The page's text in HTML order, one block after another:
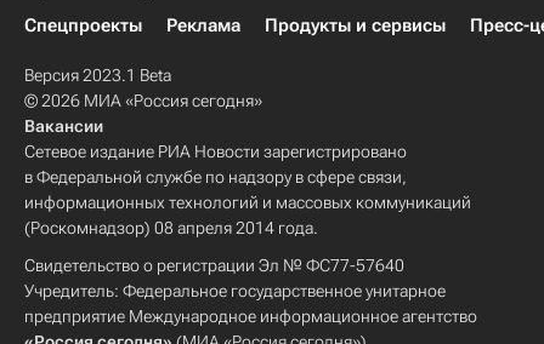
Спецпроекты
Реклама Продукты и сервисы Пресс-
Версия 2023.1 Beta
© 2026 МИА «Россия сегодня»
Вакансии
Сетевое издание РИА Новости зарегистрировано
в Федеральной службе по надзору в сфере связи,
информационных технологий и массовых коммуникаций
(Роскомнадзор) 08 апреля 2014 года.
Свидетельство о регистрации Эл № ФС77-57640
Учредитель: Федеральное государственное унитарное
предприятие Международное информационное агентство